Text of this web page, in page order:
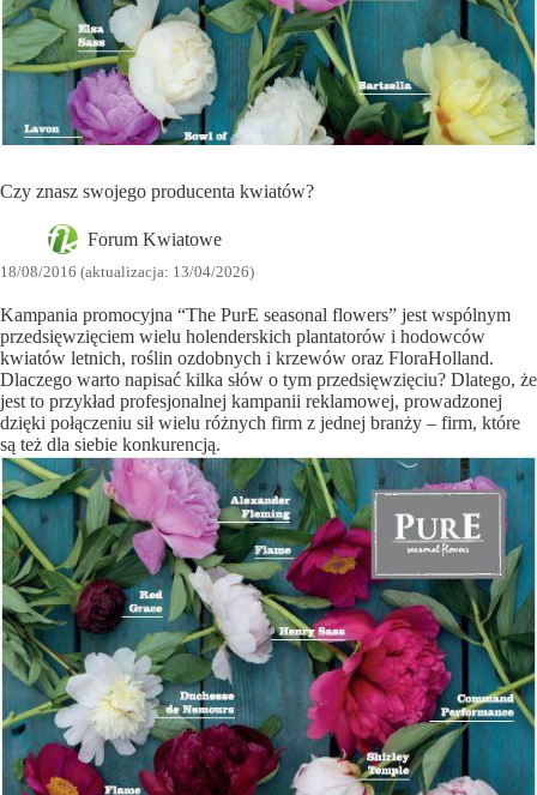
Czy znasz swojego producenta kwiatów?
Forum Kwiatowe
18/08/2016 (aktualizacja: 13/04/2026)
Kampania promocyjna “The PurE seasonal flowers” jest wspólnym
przedsięwzięciem wielu holenderskich plantatorów i hodowców
kwiatów letnich, roślin ozdobnych i krzewów oraz FloraHolland.
Dlaczego warto napisać kilka słów o tym przedsięwzięciu? Dlatego, że
jest to przykład profesjonalnej kampanii reklamowej, prowadzonej
dzięki połączeniu sił wielu różnych firm z jednej branży – firm, które
są też dla siebie konkurencją.